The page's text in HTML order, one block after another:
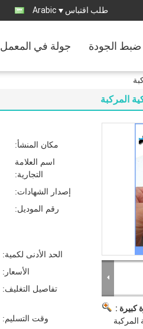
طلب اقتباس Arabic
جولة في المعمل ضبط الجودة
كبيرة :
المركبة
مكان المنشأ:
اسم العلامة
التجارية:
إصدار الشهادات:
رقم الموديل:
الحد الأدنى لكمية:
الأسعار:
تفاصيل التغليف:
وقت التسليم: